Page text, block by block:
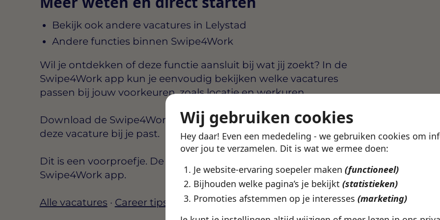
Wij gebruiken cookies
Hey daar! Even een mededeling - we gebruiken cookies om
over jou te verzamelen. Dit is wat we ermee doen:
Je website-ervaring soepeler maken (functioneel)
Bijhouden welke pagina’s je bekijkt (statistieken)
Promoties afstemmen op je interesses (marketing)
Bekijk ook andere vacatures in Lelystad
Andere functies binnen Swipe4Work
Wil je ontdekken of deze functie aansluit bij wat jij zoekt? In de
Swipe4Work app kun je eenvoudig bekijken welke vacatures
passen bij jouw voorkeuren, zoals locatie en werkuren.
Download de Swipe4Work app, maak een profiel aan en kijk of
deze vacature bij je past.
Dit is een voorproefje. De volledige details ontdek je in de
Swipe4Work app.
Alle vacatures · Career tips